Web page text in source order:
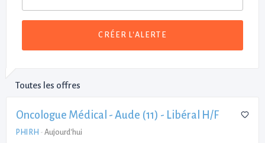
CRÉER L'ALERTE
Toutes les offres
Oncologue Médical - Aude (11) - Libéral H/F
PHI RH - Aujourd'hui